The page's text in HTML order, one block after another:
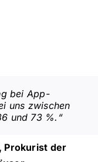
bei App-
uns zwischen
und 73 %.“
Prokurist der